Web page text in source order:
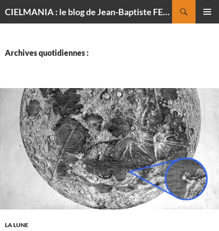
CIELMANIA : le blog de Jean-Baptiste FELDMANN, photographe du ciel
Archives quotidiennes :
LA LUNE